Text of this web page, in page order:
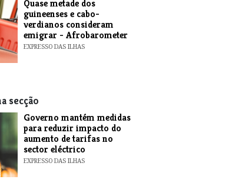
Quase metade dos
guineenses e cabo-
verdianos consideram
emigrar - Afrobarometer
EXPRESSO DAS ILHAS
secção
Governo mantém medidas
para reduzir impacto do
aumento de tarifas no
sector eléctrico
EXPRESSO DAS ILHAS